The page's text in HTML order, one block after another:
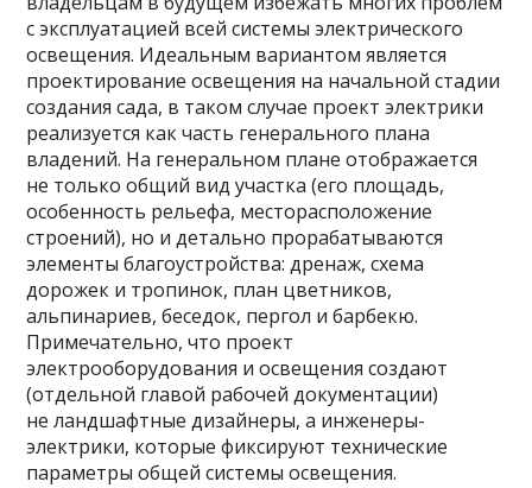
с эксплуатацией всей системы электрического
освещения. Идеальным вариантом является
проектирование освещения на начальной стадии
создания сада, в таком случае проект электрики
реализуется как часть генерального плана
владений. На генеральном плане отображается
не только общий вид участка (его площадь,
особенность рельефа, месторасположение
строений), но и детально прорабатываются
элементы благоустройства: дренаж, схема
дорожек и тропинок, план цветников,
альпинариев, беседок, пергол и барбекю.
Примечательно, что проект
электрооборудования и освещения создают
(отдельной главой рабочей документации)
не ландшафтные дизайнеры, а инженеры-
электрики, которые фиксируют технические
параметры общей системы освещения.